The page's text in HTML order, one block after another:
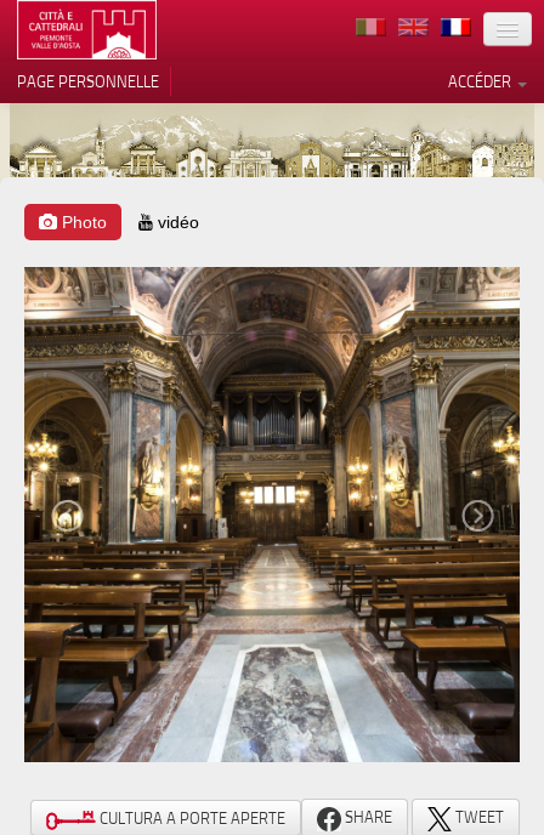
TERRITOIRE
ARCHITECTURE
MUSÉES
ITINÉRAIRES
EVÉNEMENTS
ACCUEIL
BÉNÉVOLES
CONTACTS
PRESS
ACCÉDER
PAGE PERSONNELLE
Photo vidéo
CULTURA A PORTE APERTE SHARE
TWEET
Notification lors de la collecte
Vos choix en matière de